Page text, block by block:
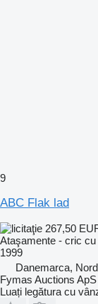
9
ABC Flak lad
267,50
Ataşamente - cric
1999
Danemarca,
Fymas Auctions
Luați legătura cu